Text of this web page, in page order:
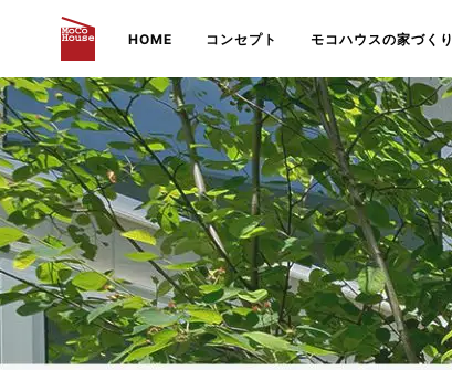
HOME コンセプト モコハウスの家づくり